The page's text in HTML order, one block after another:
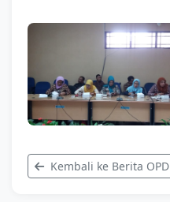
Kembali ke Berita OPD